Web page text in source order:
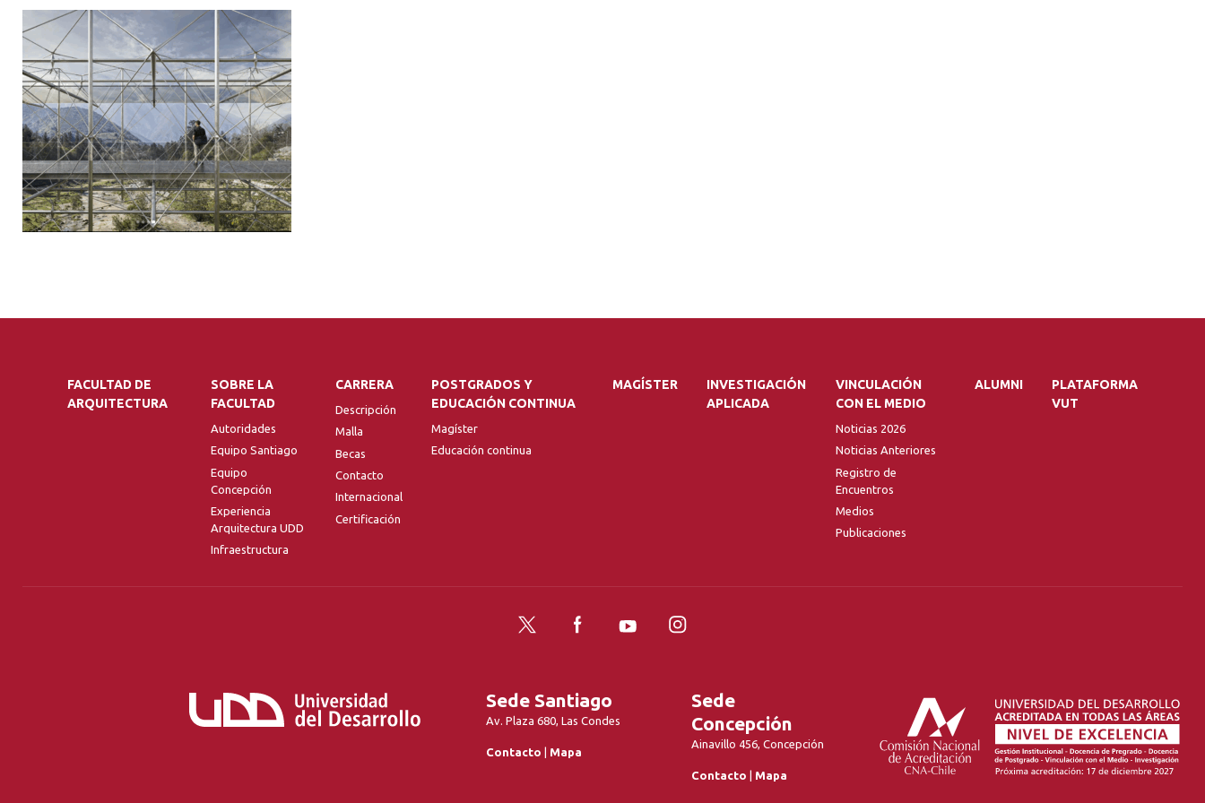
FACULTAD DE
ARQUITECTURA
SOBRE LA
FACULTAD
Autoridades
Equipo Santiago
Equipo
Concepción
Experiencia
Arquitectura UDD
Infraestructura
CARRERA
Descripción
Malla
Becas
Contacto
Internacional
Certificación
POSTGRADOS Y
EDUCACIÓN CONTINUA
Magíster
Educación continua
MAGÍSTER
INVESTIGACIÓN
APLICADA
VINCULACIÓN
CON EL MEDIO
Noticias 2026
Noticias Anteriores
Registro de
Encuentros
Medios
Publicaciones
ALUMNI
PLATAFORMA
VUT
Twitter FacebookYouTubeInstagram
Sede Santiago
Av. Plaza 680, Las Condes
Contacto | Mapa
Sede
Concepción
Ainavillo 456, Concepción
Contacto | Mapa